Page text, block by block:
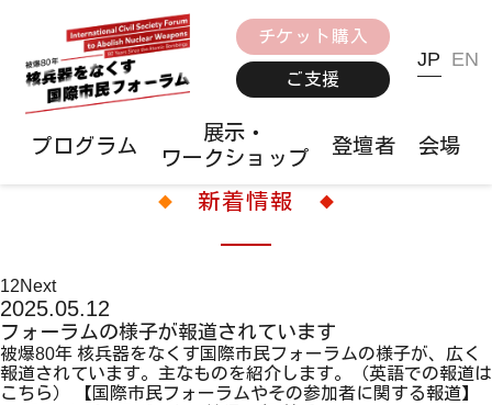
プログラム
展示・
ワークショップ
登壇者 会場
チケット購入
ご支援
JP EN
新着情報
12Next
2025.05.12
フォーラムの様子が報道されています
被爆80年 核兵器をなくす国際市民フォーラムの様子が、広く
報道されています。主なものを紹介します。（英語での報道は
こちら） 【国際市民フォーラムやその参加者に関する報道】